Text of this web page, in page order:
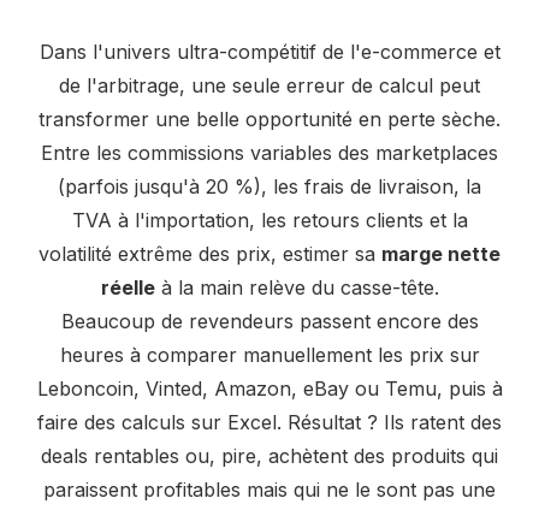
Dans l'univers ultra-compétitif de l'e-commerce et
de l'arbitrage, une seule erreur de calcul peut
transformer une belle opportunité en perte sèche.
Entre les commissions variables des marketplaces
(parfois jusqu'à 20 %), les frais de livraison, la
TVA à l'importation, les retours clients et la
volatilité extrême des prix, estimer sa marge nette
réelleà la main relève du casse-tête.
Beaucoup de revendeurs passent encore des
heures à comparer manuellement les prix sur
Leboncoin, Vinted, Amazon, eBay ou Temu, puis à
faire des calculs sur Excel. Résultat ? Ils ratent des
deals rentables ou, pire, achètent des produits qui
paraissent profitables mais qui ne le sont pas une